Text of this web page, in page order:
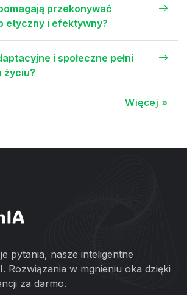
przekonywać
etyczny i efektywny?
i społeczne pełni
życiu?
Więcej »
pytania, nasze inteligentne
Rozwiązania w mgnieniu oka dzięki
za darmo.